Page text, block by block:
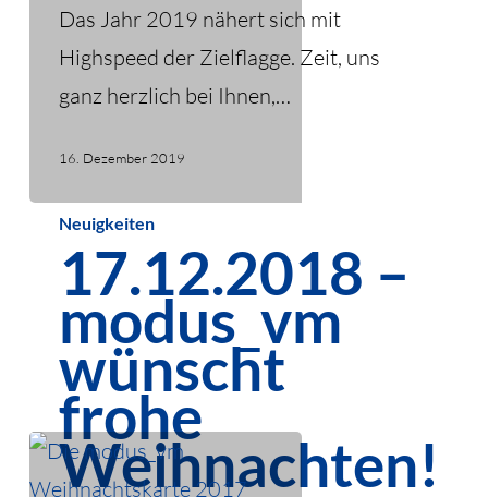
Das Jahr 2019 nähert sich mit
Highspeed der Zielflagge. Zeit, uns
ganz herzlich bei Ihnen,…
16. Dezember 2019
17.12.2018
modus_vm
frohe
Weihnachten!
Neuigkeiten
17.12.2018 –
modus_vm
wünscht
frohe
Weihnachten!